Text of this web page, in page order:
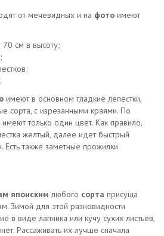
от мечевидных и на фото имеют
см в высоту;
имеют в основном гладкие лепестки,
сорта, с изрезанными краями. По
только один цвет. Как правило,
желтый, далее идет быстрый
также заметные прожилки
японским любого сорта присуща
Зимой для этой разновидности
в виде лапника или кучу сухих листьев,
Рассаживать их лучше сначала